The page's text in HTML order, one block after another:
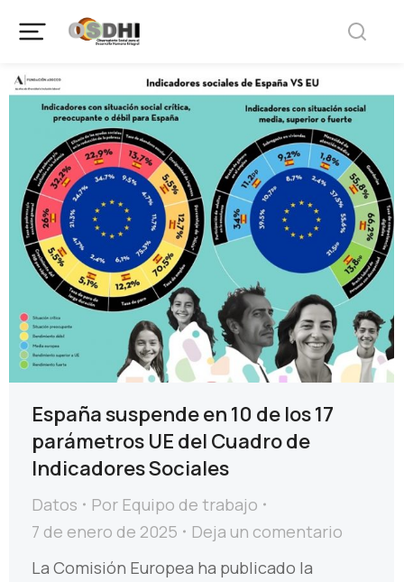
España suspende en 10 de los 17
parámetros UE del Cuadro de
Indicadores Sociales
Datos Por Equipo de trabajo
7 de enero de 2025
Deja un comentario
La Comisión Europea ha publicado la